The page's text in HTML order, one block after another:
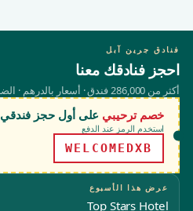
فنادق جرين آبل
احجز فنادقك معنا
أكثر من 286,000 فندق · أسعار بالدرهم · الضرائب مشمولة
خصم ترحيبي على أول حجز فندقي
استخدم الرمز عند الدفع
WELCOMEDXB
عرض هذا الأسبوع
Top Stars Hotel